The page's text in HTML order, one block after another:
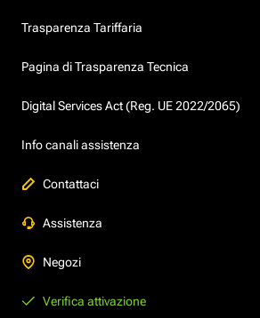
Trasparenza Tariffaria
Pagina di Trasparenza Tecnica
Digital Services Act (Reg. UE 2022/2065)
Info canali assistenza
Contattaci
Assistenza
Negozi
Verifica attivazione